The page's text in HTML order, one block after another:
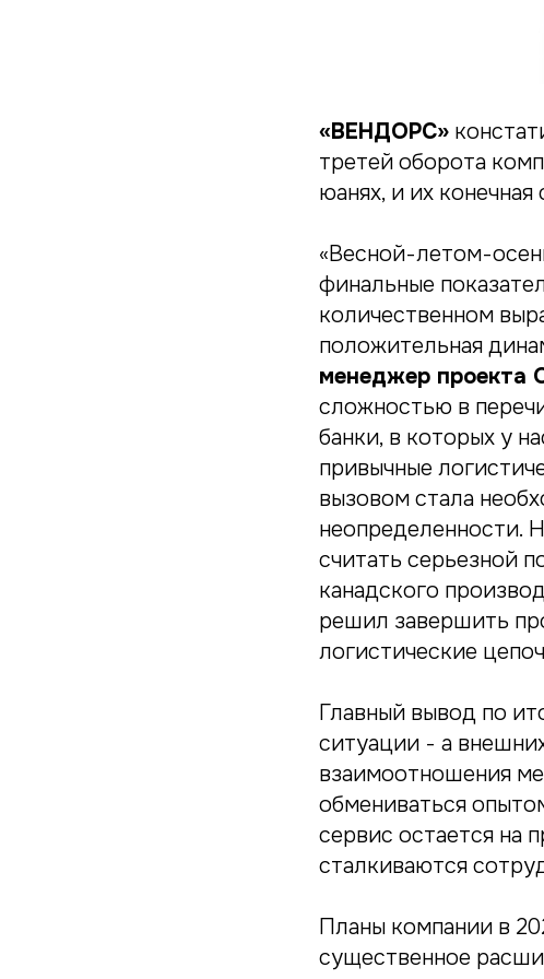
«ВЕНДОРС»
третей оборота
юанях, и их
«Весной-летом-
финальные
количественном
положительная
менеджер проекта
сложностью в
банки, в которых у
привычные
вызовом стала
неопределенности.
считать серьезной
канадского
решил завершить
логистические
Главный вывод по
ситуации - а
взаимоотношения
обмениваться
сервис остается на
сталкиваются
Планы компании в
существенное